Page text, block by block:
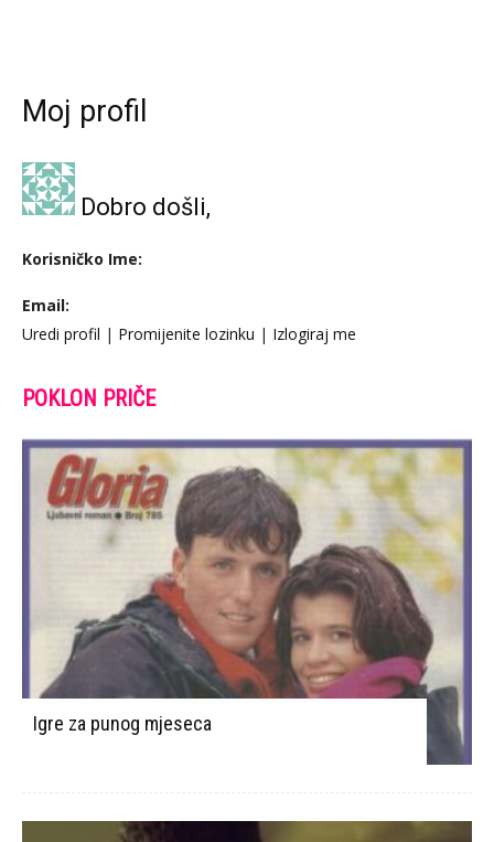
Moj profil
Dobro došli,
Korisničko Ime:
Email:
Uredi profil | Promijenite lozinku | Izlogiraj me
POKLON PRIČE
Igre za punog mjeseca